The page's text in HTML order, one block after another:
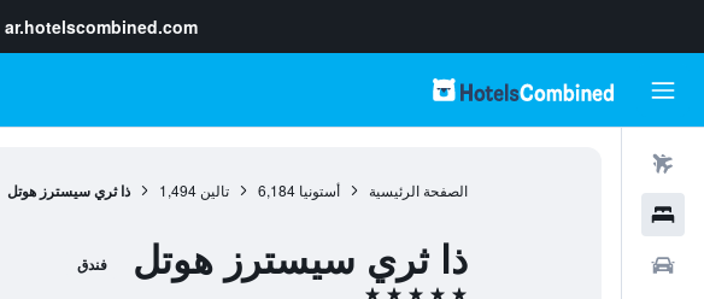
ar.hotelscombined.com
الصفحة الرئيسية أستونيا 6,184 تالين 1,494 ذا ثري سيسترز هوتل
ذا ثري سيسترز هوتل فندق
5 نجوم